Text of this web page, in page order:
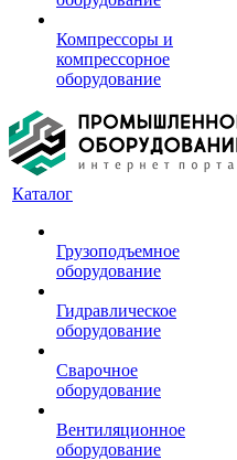
Компрессоры и
компрессорное
оборудование
Каталог
Грузоподъемное
оборудование
Гидравлическое
оборудование
Сварочное
оборудование
Вентиляционное
оборудование